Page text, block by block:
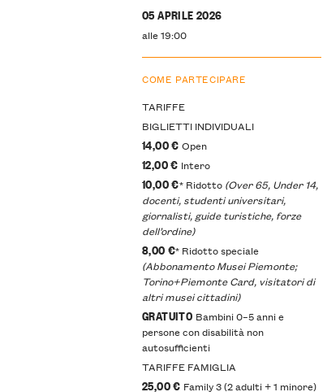
05 APRILE 2026
alle 19:00
COME PARTECIPARE
TARIFFE
BIGLIETTI INDIVIDUALI
14,00 € Open
12,00 € Intero
10,00 €* Ridotto (Over 65, Under 14,
docenti, studenti universitari,
giornalisti, guide turistiche, forze
dell’ordine)
8,00 €* Ridotto speciale
(Abbonamento Musei Piemonte;
Torino+Piemonte Card, visitatori di
altri musei cittadini)
GRATUITO Bambini 0–5 anni e
persone con disabilità non
autosufficienti
TARIFFE FAMIGLIA
25,00 € Family 3 (2 adulti + 1 minore)